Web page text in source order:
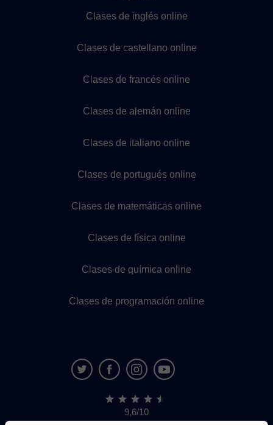
Clases de inglés online
Clases de castellano online
Clases de francés online
Clases de alemán online
Clases de italiano online
Clases de portugués online
Clases de matemáticas online
Clases de física online
Clases de química online
Clases de programación online
9,6/10